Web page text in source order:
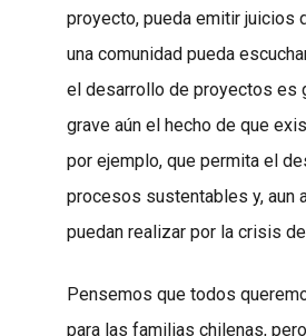
proyecto, pueda emitir juicios
una comunidad pueda
el desarrollo de proyectos es
grave aún el hecho de que
por ejemplo, que permita el
procesos sustentables y, aun
puedan realizar por la crisis
Pensemos que todos
para las familias chilenas,